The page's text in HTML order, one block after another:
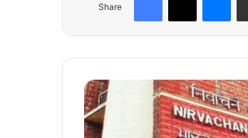
Share
चु
ना
वी
नि